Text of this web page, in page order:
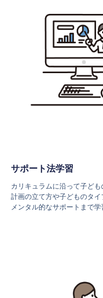
サポート法学習
カリキュラムに沿って子ど
計画の立て方や子どものタ
メンタル的なサポートまで